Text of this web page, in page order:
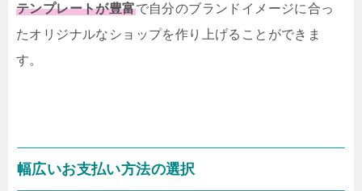
テンプレートが豊富で自分のブランドイメージに合っ
たオリジナルなショップを作り上げることができま
す。
幅広いお支払い方法の選択